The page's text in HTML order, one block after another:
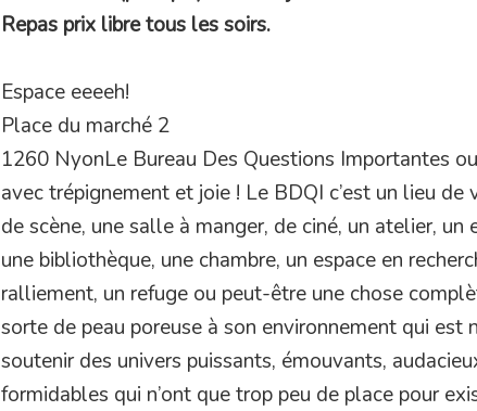
Repas prix libre tous les soirs.
Espace eeeeh!
Place du marché 2
1260 NyonLe Bureau Des Questions Importantes
avec trépignement et joie ! Le BDQI c’est un lieu de
de scène, une salle à manger, de ciné, un atelier, un
une bibliothèque, une chambre, un espace en
ralliement, un refuge ou peut-être une chose
sorte de peau poreuse à son environnement qui est
soutenir des univers puissants, émouvants,
formidables qui n’ont que trop peu de place pour